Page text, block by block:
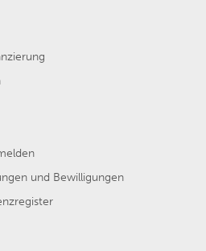
und Bewilligungen